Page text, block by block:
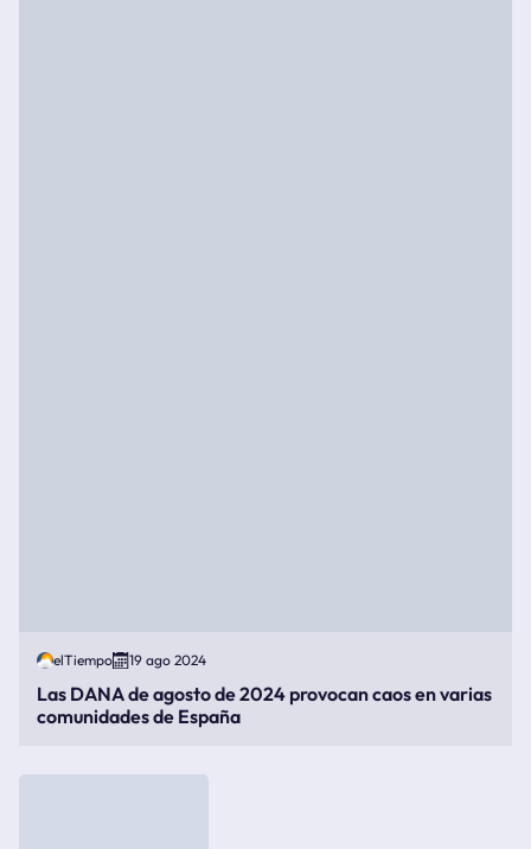
elTiempo 19 ago 2024
Las DANA de agosto de 2024 provocan caos en varias
comunidades de España